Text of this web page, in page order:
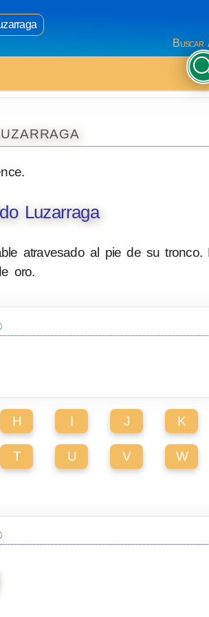
Buscar
Luzarraga
atravesado al pie de su tronco.
oro.
H I J K
T U V W